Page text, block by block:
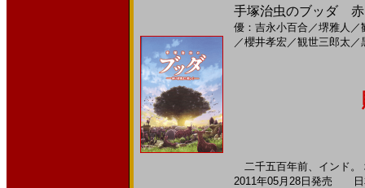
手塚治虫のブッダ 赤
優：吉永小百合 ／堺雅人 ／
／櫻井孝宏／観世三郎太 ／
二千五百年前、インド。
2011年05月28日発売 日